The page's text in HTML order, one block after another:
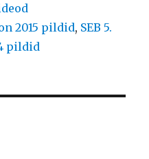
2015 pildid, SEB 5.
pildid